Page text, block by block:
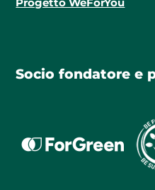
Socio fondatore e